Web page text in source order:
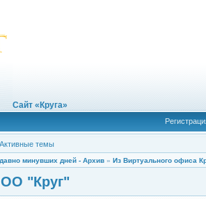
Сайт «Круга»
Активные темы
минувших дней - Архив » Из Виртуального офиса
"Круг"